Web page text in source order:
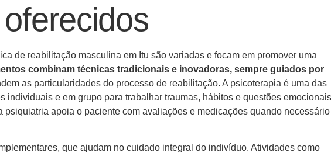
de reabilitação masculina em Itu são variadas e focam em promover uma
combinam técnicas tradicionais e inovadoras, sempre guiados por
as particularidades do processo de reabilitação. A psicoterapia é uma das
individuais e em grupo para trabalhar traumas, hábitos e questões emocionais
psiquiatria apoia o paciente com avaliações e medicações quando necessário
que ajudam no cuidado integral do indivíduo. Atividades como